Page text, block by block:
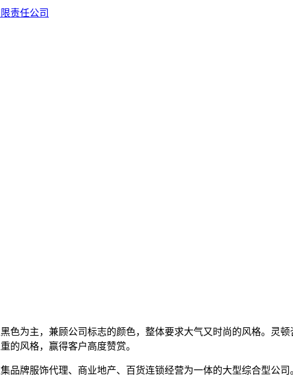
色为主，兼顾公司标志的颜色，整体要求大气又时尚的风格。灵
的风格，赢得客户高度赞赏。
品牌服饰代理、商业地产、百货连锁经营为一体的大型综合型公